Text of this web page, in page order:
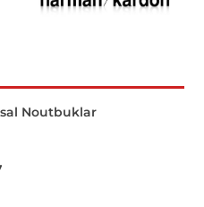
Noutbuklar